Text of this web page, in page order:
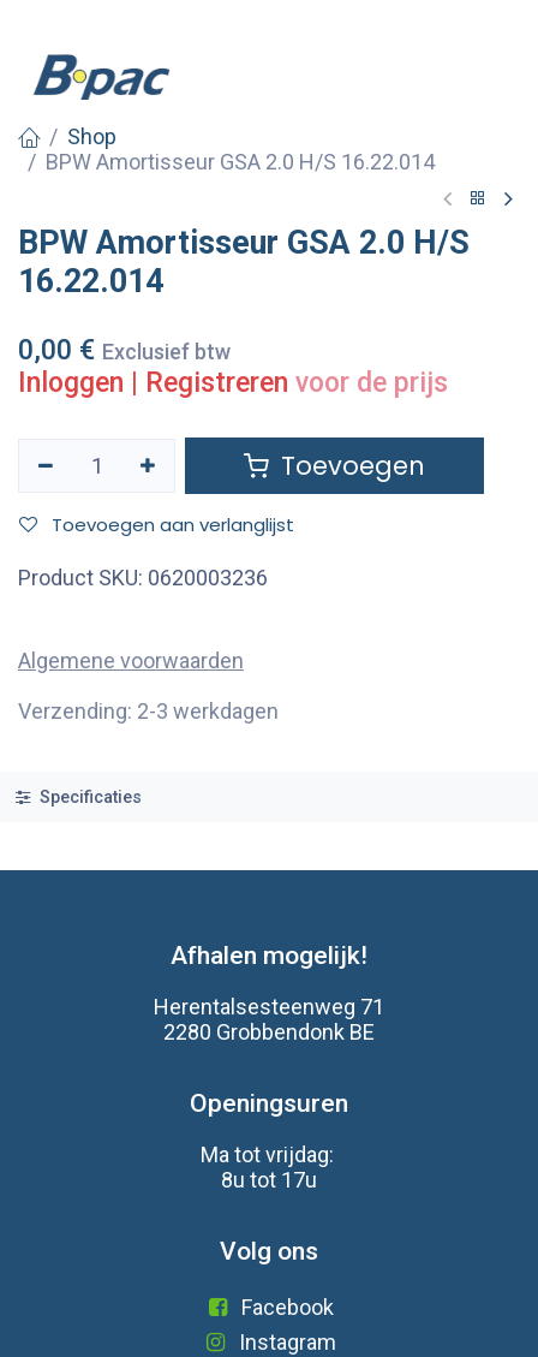
Shop
BPW Amortisseur GSA 2.0 H/S 16.22.014
BPW Amortisseur GSA 2.0 H/S
16.22.014
0,00 € Exclusief btw
Inloggen | Registreren voor de prijs
Toevoegen
Toevoegen aan verlanglijst
Product SKU: 0620003236
Algemene voorwaarden
Verzending: 2-3 werkdagen
Specificaties
Afhalen mogelijk!
Herentalsesteenweg 71
2280 Grobbendonk BE
Openingsuren
Ma tot vrijdag:
8u tot 17u
Volg ons
Facebook
Instagram